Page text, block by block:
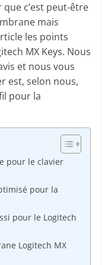
c’est peut-être
mais
les points
MX Keys. Nous
et nous vous
est, selon nous,
pour la
pour le clavier
pour la
pour le Logitech
Logitech MX